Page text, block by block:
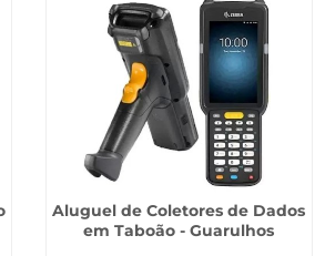
Aluguel de Coletores de Dados
em Taboão - Guarulhos